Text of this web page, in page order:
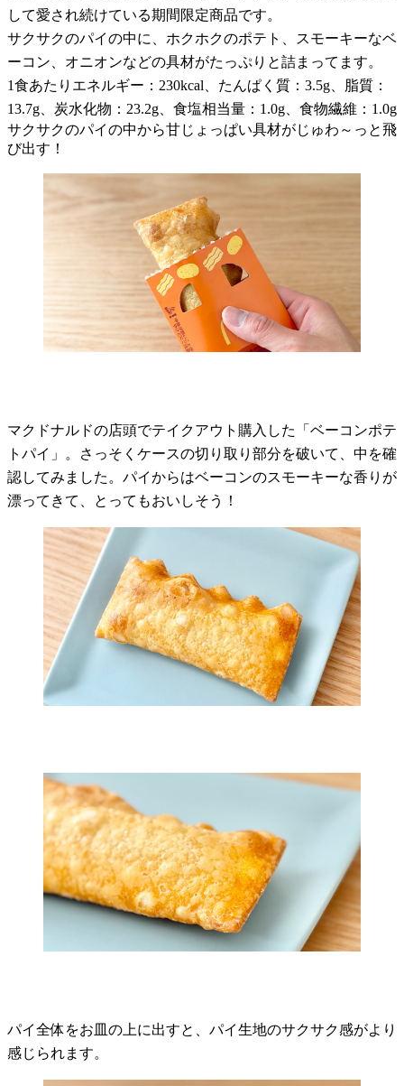
して愛され続けている期間限定商品です。
サクサクのパイの中に、ホクホクのポテト、スモーキーなベ
ーコン、オニオンなどの具材がたっぷりと詰まってます。
1食あたりエネルギー：230kcal、たんぱく質：3.5g、脂質：
13.7g、炭水化物：23.2g、食塩相当量：1.0g、食物繊維：1.0g
サクサクのパイの中から甘じょっぱい具材がじゅわ～っと飛
び出す！
マクドナルドの店頭でテイクアウト購入した「ベーコンポテ
トパイ」。さっそくケースの切り取り部分を破いて、中を確
認してみました。パイからはベーコンのスモーキーな香りが
漂ってきて、とってもおいしそう！
パイ全体をお皿の上に出すと、パイ生地のサクサク感がより
感じられます。